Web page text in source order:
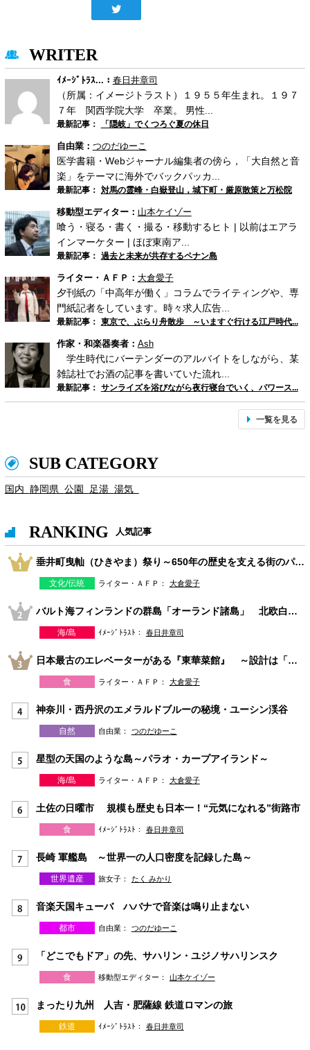
WRITER
ｲﾒｰｼﾞﾄﾗｽ...： 春日井章司
（所属：イメージトラスト）１９５５年生まれ。１９７
７年 関西学院大学 卒業。 男性...
最新記事： 「隠岐」でくつろぐ夏の休日
自由業： つのだゆーこ
医学書籍・Webジャーナル編集者の傍ら，「大自然と音
楽」をテーマに海外でバックパッカ...
最新記事： 対馬の霊峰・白嶽登山，城下町・厳原散策と万松院
移動型エディター： 山本ケイゾー
喰う・寝る・書く・撮る・移動するヒト | 以前はエアラ
インマーケター | ほぼ東南ア...
最新記事： 過去と未来が共存するペナン島
ライター・ＡＦＰ： 大倉愛子
夕刊紙の「中高年が働く」コラムでライティングや、専
門紙記者をしています。時々求人広告...
最新記事： 東京で、ぶらり舟散歩 ～いますぐ行ける江戸時代...
作家・和楽器奏者： Ash
学生時代にバーテンダーのアルバイトをしながら、某
雑誌社でお酒の記事を書いていた流れ...
最新記事： サンライズを浴びながら夜行寝台でいく、パワース...
一覧を見る
SUB CATEGORY
国内 静岡県 公園 足湯 湯気
RANKING 人気記事
垂井町曳軕（ひきやま）祭り～650年の歴史を支える街のパワー～
文化/伝統 ライター・ＡＦＰ： 大倉愛子
バルト海フィンランドの群島「オーランド諸島」 北欧白夜の夏旅
海/島 ｲﾒｰｼﾞﾄﾗｽﾄ： 春日井章司
日本最古のエレベーターがある『東華菜館』 ～設計は「天皇を守ったアメリカ人」Ｗ・ヴォーリズ～
食 ライター・ＡＦＰ： 大倉愛子
神奈川・西丹沢のエメラルドブルーの秘境・ユーシン渓谷
自然 自由業： つのだゆーこ
星型の天国のような島～パラオ・カープアイランド～
海/島 ライター・ＡＦＰ： 大倉愛子
土佐の日曜市 規模も歴史も日本一！“元気になれる”街路市
食 ｲﾒｰｼﾞﾄﾗｽﾄ： 春日井章司
長崎 軍艦島 ～世界一の人口密度を記録した島～
世界遺産 旅女子： たく みかり
音楽天国キューバ ハバナで音楽は鳴り止まない
都市 自由業： つのだゆーこ
「どこでもドア」の先、サハリン・ユジノサハリンスク
食 移動型エディター： 山本ケイゾー
まったり九州 人吉・肥薩線 鉄道ロマンの旅
鉄道 ｲﾒｰｼﾞﾄﾗｽﾄ： 春日井章司